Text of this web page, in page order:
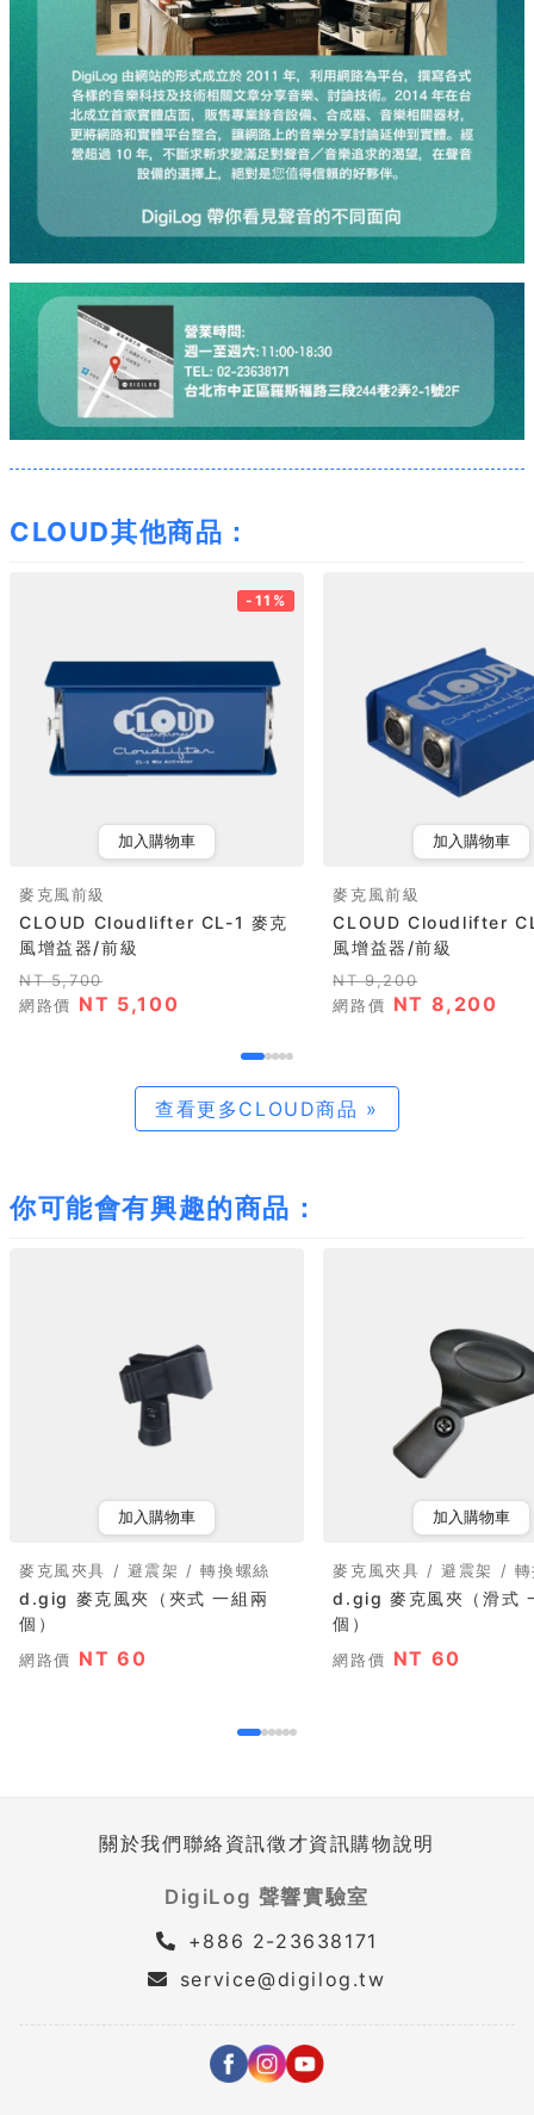
CLOUD其他商品：
-11%
加入購物車
麥克風前級
CLOUD Cloudlifter CL-1 麥克
風增益器/前級
NT 5,700
網路價 NT 5,100
加入購物車
麥克風前級
CLOUD Cloudlifter
風增益器/前級
NT 9,200
網路價 NT 8,200
查看更多CLOUD商品 »
你可能會有興趣的商品：
加入購物車
麥克風夾具 / 避震架 / 轉換螺絲
d.gig 麥克風夾（夾式 一組兩
個）
網路價 NT 60
加入購物車
麥克風夾具 / 避震架 / 轉
d.gig 麥克風夾（滑式
個）
網路價 NT 60
關於我們聯絡資訊徵才資訊購物說明
DigiLog 聲響實驗室
+886 2-23638171
service@digilog.tw